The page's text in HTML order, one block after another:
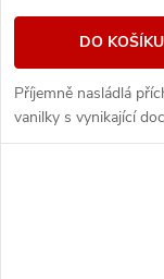
DO KOŠÍKU
Příjemně nasládlá
vanilky s vynikající